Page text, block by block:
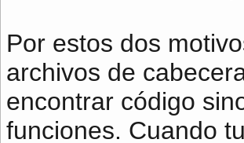
Por estos dos
archivos de
encontrar código
funciones. Cuando